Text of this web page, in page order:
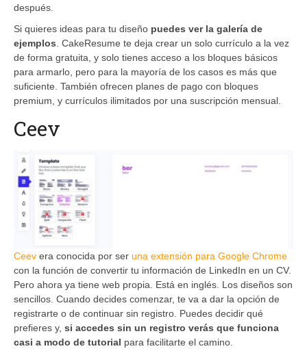
después.
Si quieres ideas para tu diseño puedes ver la galería de
ejemplos. CakeResume te deja crear un solo currículo a la vez
de forma gratuita, y solo tienes acceso a los bloques básicos
para armarlo, pero para la mayoría de los casos es más que
suficiente. También ofrecen planes de pago con bloques
premium, y currículos ilimitados por una suscripción mensual.
Ceev
Ceev era conocida por ser una extensión para Google Chrome
con la función de convertir tu información de LinkedIn en un CV.
Pero ahora ya tiene web propia. Está en inglés. Los diseños son
sencillos. Cuando decides comenzar, te va a dar la opción de
registrarte o de continuar sin registro. Puedes decidir qué
prefieres y, si accedes sin un registro verás que funciona
casi a modo de tutorial para facilitarte el camino.